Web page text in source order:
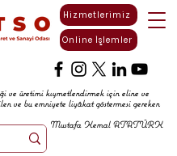
Online İşlemler
Hizmetlerimiz
ve üretimi kıymetlendirmek için eline ve
ve bu emniyete liyâkat göstermesi gereken
Mustafa Kemal ATATÜRK